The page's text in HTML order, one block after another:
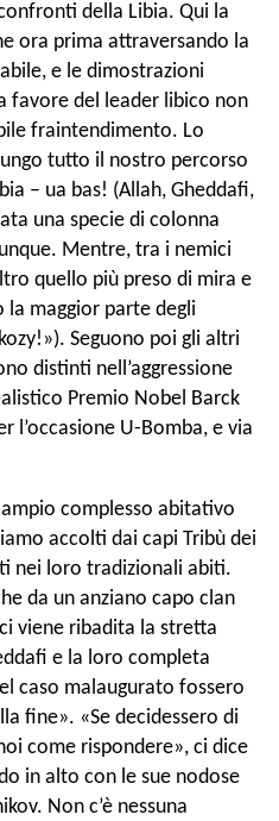
della Libia. Qui la
ora prima attraversando la
e le dimostrazioni
favore del leader libico non
fraintendimento. Lo
tutto il nostro percorso
– ua bas! (Allah, Gheddafi,
una specie di colonna
Mentre, tra i nemici
quello più preso di mira e
la maggior parte degli
Seguono poi gli altri
distinti nell’aggressione
Premio Nobel Barck
l’occasione U-Bomba, e via
complesso abitativo
accolti dai capi Tribù dei
nei loro tradizionali abiti.
da un anziano capo clan
viene ribadita la stretta
e la loro completa
caso malaugurato fossero
fine». «Se decidessero di
come rispondere», ci dice
in alto con le sue nodose
Non c’è nessuna